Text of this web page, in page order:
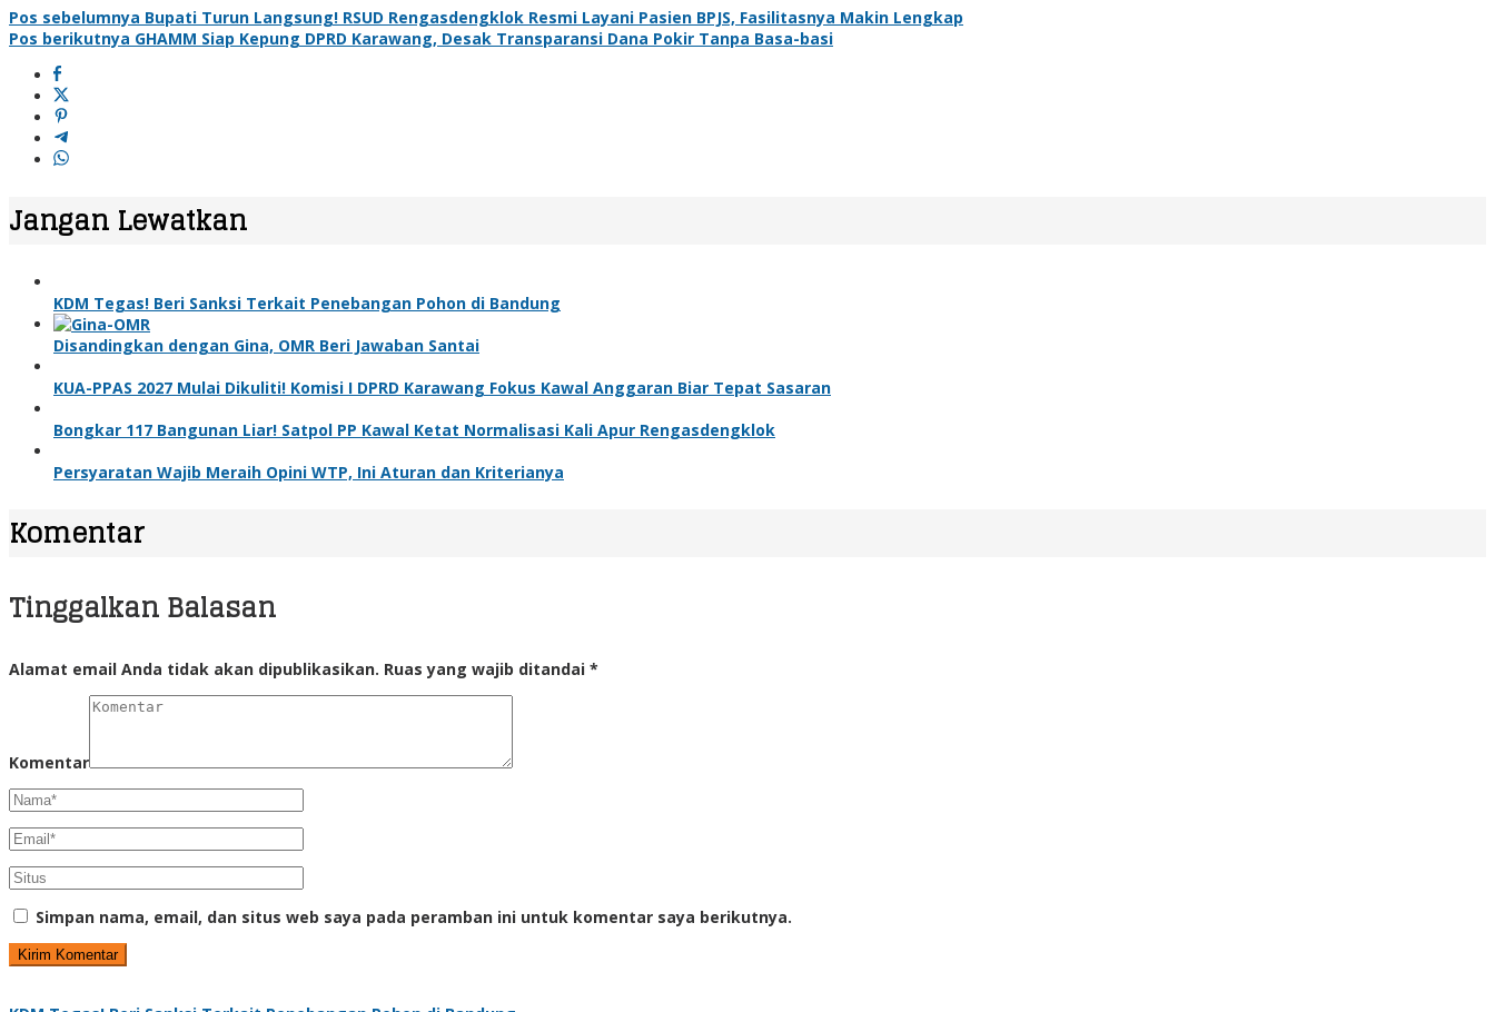
Pos sebelumnya Bupati Turun Langsung! RSUD Rengasdengklok Resmi Layani Pasien BPJS, Fasilitasnya Makin Lengkap
Pos berikutnya GHAMM Siap Kepung DPRD Karawang, Desak Transparansi Dana Pokir Tanpa Basa-basi
Jangan Lewatkan
KDM Tegas! Beri Sanksi Terkait Penebangan Pohon di Bandung
Disandingkan dengan Gina, OMR Beri Jawaban Santai
KUA-PPAS 2027 Mulai Dikuliti! Komisi I DPRD Karawang Fokus Kawal Anggaran Biar Tepat Sasaran
Bongkar 117 Bangunan Liar! Satpol PP Kawal Ketat Normalisasi Kali Apur Rengasdengklok
Persyaratan Wajib Meraih Opini WTP, Ini Aturan dan Kriterianya
Komentar
Tinggalkan Balasan
Alamat email Anda tidak akan dipublikasikan. Ruas yang wajib ditandai *
Komentar
Simpan nama, email, dan situs web saya pada peramban ini untuk komentar saya berikutnya.